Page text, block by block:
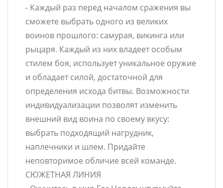
- Каждый раз перед началом сражения вы
сможете выбрать одного из великих
воинов прошлого: самурая, викинга или
рыцаря. Каждый из них владеет особым
стилем боя, использует уникальное оружие
и обладает силой, достаточной для
определения исхода битвы. Возможности
индивидуализации позволят изменить
внешний вид воина по своему вкусу:
выбрать подходящий нагрудник,
наплечники и шлем. Придайте
неповторимое обличие всей команде.
СЮЖЕТНАЯ ЛИНИЯ